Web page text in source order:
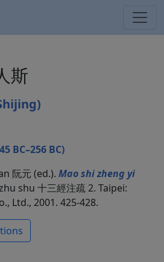
斯
BC–256 BC)
阮元 (ed.). Mao shi zheng yi
shu 十三經注疏 2. Taipei:
Ltd., 2001. 425-428.